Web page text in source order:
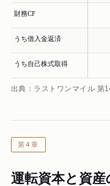
財務CF
うち借入金返済
うち自己株式取得
出典：ラストワンマイル 第
第4章
運転資本と資産